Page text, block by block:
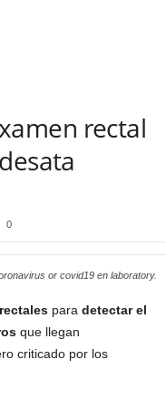
rectal
0
or covid19 en laboratory.
para detectar el
que llegan
criticado por los